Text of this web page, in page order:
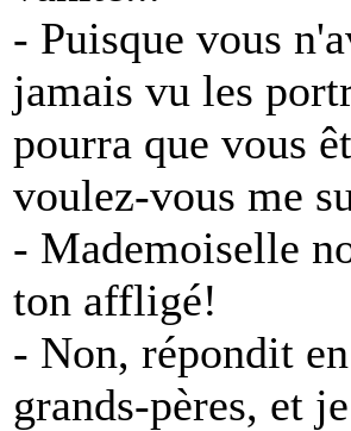
- Puisque vous
jamais vu les
pourra que vous
voulez-vous me
- Mademoiselle
ton affligé!
- Non, répondit
grands-pères, et